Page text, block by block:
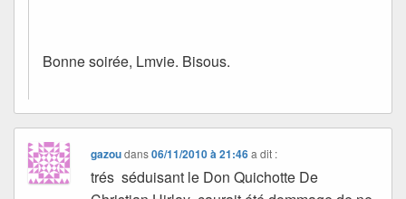
Bonne soirée, Lmvie. Bisous.
gazoudans06/11/2010 à 21:46 a dit :
trés séduisant le Don Quichotte De